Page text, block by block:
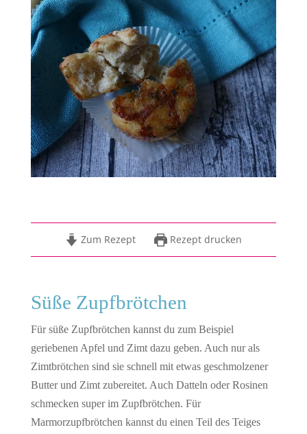
Zum Rezept Rezept drucken
Süße Zupfbrötchen
Für süße Zupfbrötchen kannst du zum Beispiel
geriebenen Apfel und Zimt dazu geben. Auch nur als
Zimtbrötchen sind sie schnell mit etwas geschmolzener
Butter und Zimt zubereitet. Auch Datteln oder Rosinen
schmecken super im Zupfbrötchen. Für
Marmorzupfbrötchen kannst du einen Teil des Teiges